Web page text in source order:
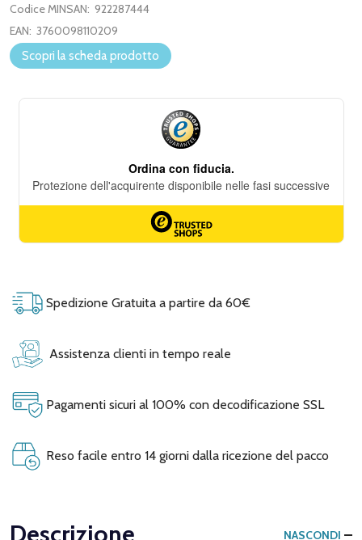
Codice MINSAN: 922287444
EAN: 3760098110209
Scopri la scheda prodotto
Spedizione Gratuita a partire da 60€
Assistenza clienti in tempo reale
Pagamenti sicuri al 100% con decodificazione SSL
Reso facile entro 14 giorni dalla ricezione del pacco
Descrizione NASCONDI